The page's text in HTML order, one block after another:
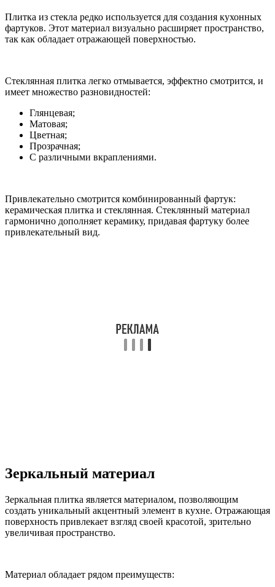
Плитка из стекла редко используется для создания кухонных
фартуков. Этот материал визуально расширяет пространство,
так как обладает отражающей поверхностью.
Стеклянная плитка легко отмывается, эффектно смотрится, и
имеет множество разновидностей:
Глянцевая;
Матовая;
Цветная;
Прозрачная;
С различными вкраплениями.
Привлекательно смотрится комбинированный фартук:
керамическая плитка и стеклянная. Стеклянный материал
гармонично дополняет керамику, придавая фартуку более
привлекательный вид.
Зеркальный материал
Зеркальная плитка является материалом, позволяющим
создать уникальный акцентный элемент в кухне. Отражающая
поверхность привлекает взгляд своей красотой, зрительно
увеличивая пространство.
Материал обладает рядом преимуществ: